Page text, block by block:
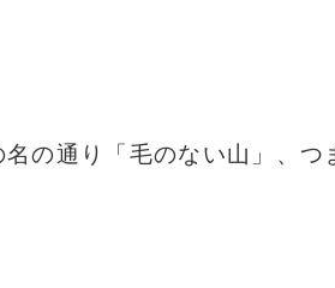
の通り「毛のない山」、つ